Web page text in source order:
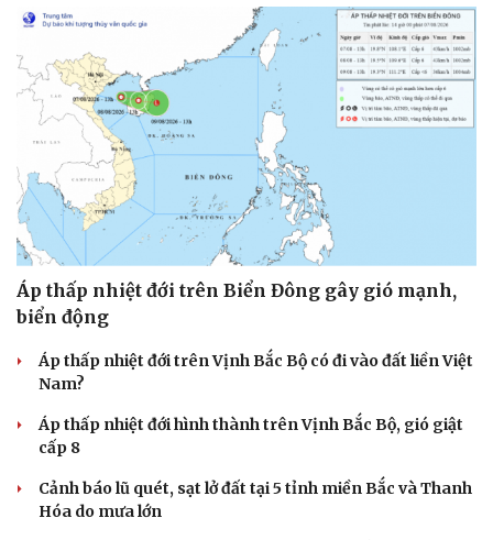
Áp thấp nhiệt đới trên Biển Đông gây gió mạnh,
biển động
Áp thấp nhiệt đới trên Vịnh Bắc Bộ có đi vào đất liền Việt
Nam?
Áp thấp nhiệt đới hình thành trên Vịnh Bắc Bộ, gió giật
cấp 8
Cảnh báo lũ quét, sạt lở đất tại 5 tỉnh miền Bắc và Thanh
Hóa do mưa lớn